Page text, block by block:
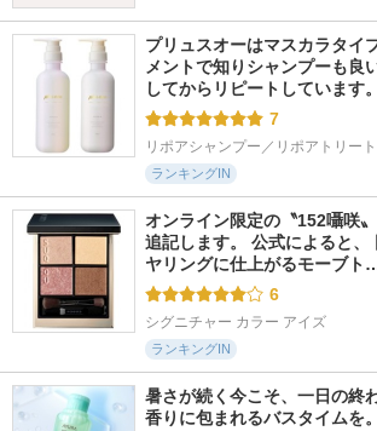
プリュスオーはマスカラタイ
メントで知りシャンプーも良
してからリピートしています
7
リポアシャンプー／リポアトリー
ランキングIN
オンライン限定の〝152囁咲
追記します。 公式によると、
ヤリングに仕上がるモーブト
6
シグニチャー カラー アイズ
ランキングIN
暑さが続く今こそ、一日の終
香りに包まれるバスタイムを。